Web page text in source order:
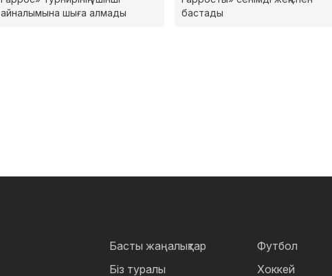
айналымына шыға алмады
бастады
Басты жаңалықтар
Біз туралы
Футбол
Хоккей